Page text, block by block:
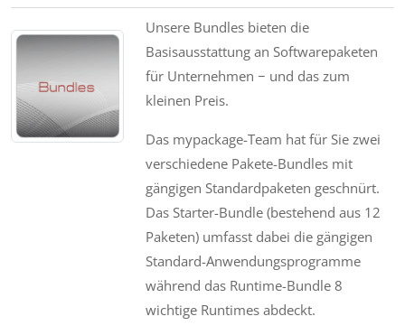
Unsere Bundles bieten die
Basisausstattung an Softwarepaketen
für Unternehmen − und das zum
kleinen Preis.
Das mypackage-Team hat für Sie zwei
verschiedene Pakete-Bundles mit
gängigen Standardpaketen geschnürt.
Das Starter-Bundle (bestehend aus 12
Paketen) umfasst dabei die gängigen
Standard-Anwendungsprogramme
während das Runtime-Bundle 8
wichtige Runtimes abdeckt.